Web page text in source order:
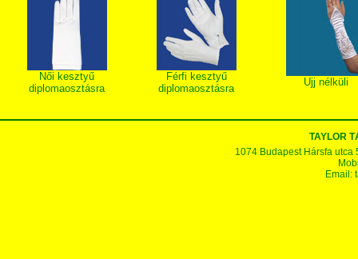
Női kesztyű
diplomaosztásra
Férfi kesztyű
diplomaosztásra
Ujj nélküli
TAYLOR
1074 Budapest Hársfa utca
Email: